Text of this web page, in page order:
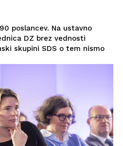
poslancev. Na ustavno
DZ brez vednosti
skupini SDS o tem nismo